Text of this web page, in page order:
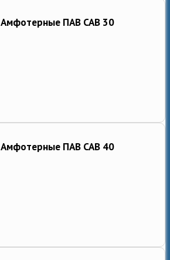
Амфотерные ПАВ CAB 30
Амфотерные ПАВ CAB 40